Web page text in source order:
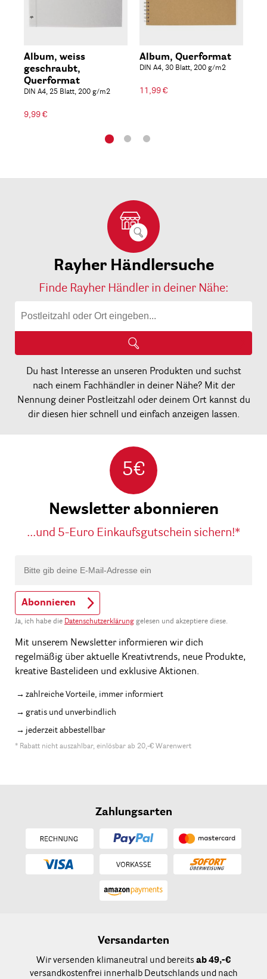
Album, weiss
geschraubt,
Querformat
DIN A4, 25 Blatt, 200 g/m2
9,99 €
Album, Querformat
DIN A4, 30 Blatt, 200 g/m2
11,99 €
Rayher Händlersuche
Finde Rayher Händler in deiner Nähe:
Du hast Interesse an unseren Produkten und suchst
nach einem Fachhändler in deiner Nähe? Mit der
Nennung deiner Postleitzahl oder deinem Ort kannst du
dir diesen hier schnell und einfach anzeigen lassen.
5€
Newsletter abonnieren
...und 5-Euro Einkaufsgutschein sichern!*
Abonnieren
Ja, ich habe die Datenschutzerklärung gelesen und akzeptiere diese.
Mit unserem Newsletter informieren wir dich
regelmäßig über aktuelle Kreativtrends, neue Produkte,
kreative Bastelideen und exklusive Aktionen.
zahlreiche Vorteile, immer informiert
gratis und unverbindlich
jederzeit abbestellbar
* Rabatt nicht auszahlbar, einlösbar ab 20,-€ Warenwert
Zahlungsarten
Versandarten
Wir versenden klimaneutral und bereits ab 49,-€
versandkostenfrei innerhalb Deutschlands und nach